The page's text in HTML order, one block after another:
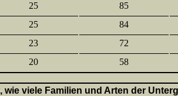
25 85
25 84
23 72
20 58
wie viele Familien und Arten der